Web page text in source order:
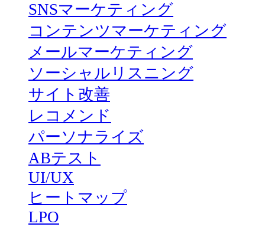
SNSマーケティング
コンテンツマーケティング
メールマーケティング
ソーシャルリスニング
サイト改善
レコメンド
パーソナライズ
ABテスト
UI/UX
ヒートマップ
LPO